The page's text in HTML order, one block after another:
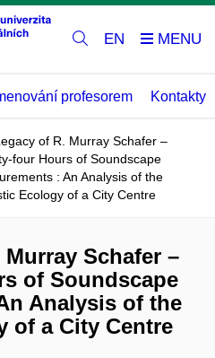
EN
profesorem Kontakty
of R. Murray Schafer –
four Hours of Soundscape
: An Analysis of the
Ecology of a City Centre
Schafer –
of Soundscape
Analysis of the
of a City Centre